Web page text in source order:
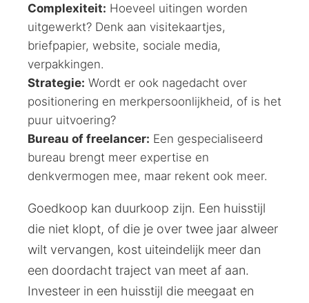
Complexiteit: Hoeveel uitingen worden
uitgewerkt? Denk aan visitekaartjes,
briefpapier, website, sociale media,
verpakkingen.
Strategie: Wordt er ook nagedacht over
positionering en merkpersoonlijkheid, of is het
puur uitvoering?
Bureau of freelancer: Een gespecialiseerd
bureau brengt meer expertise en
denkvermogen mee, maar rekent ook meer.
Goedkoop kan duurkoop zijn. Een huisstijl
die niet klopt, of die je over twee jaar alweer
wilt vervangen, kost uiteindelijk meer dan
een doordacht traject van meet af aan.
Investeer in een huisstijl die meegaat en